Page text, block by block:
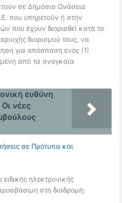
σε Δημόσια Ωνάσεια
που υπηρετούν ή στην
που έχουν διορισθεί κατά το
διορισμού τους, να
για απόσπαση ενός (1)
από τα αναγκαία
ευθύνη
νέες
σε Πρότυπα και
ηλεκτρονικής
στη διαδρομή: